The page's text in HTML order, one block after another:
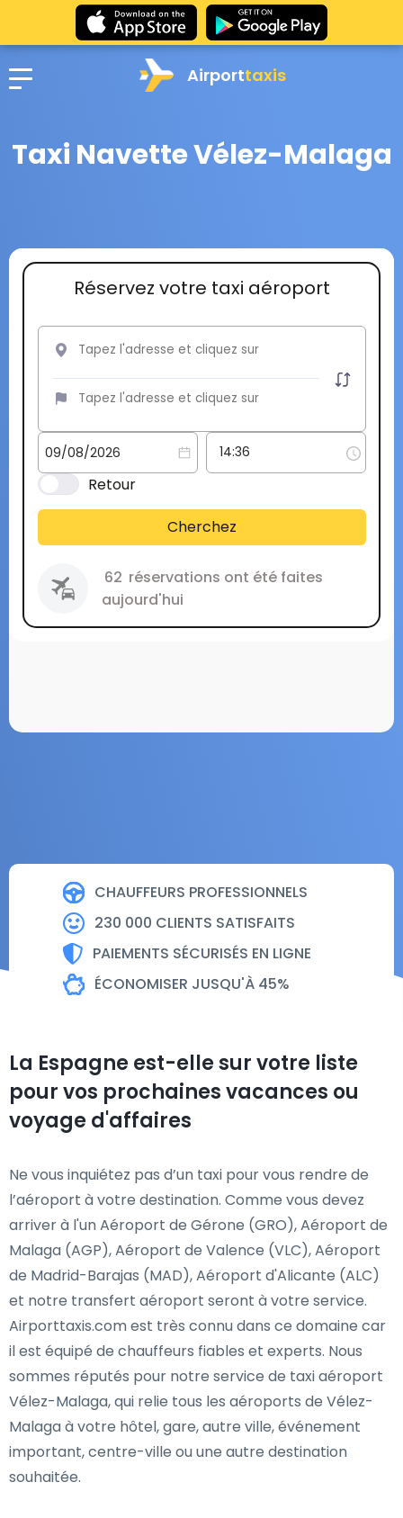
Airporttaxis
Taxi Navette Vélez-Malaga
CHAUFFEURS PROFESSIONNELS
230 000 CLIENTS SATISFAITS
PAIEMENTS SÉCURISÉS EN LIGNE
ÉCONOMISER JUSQU'À 45%
Réservez votre taxi aéroport
Retour
Cherchez
62 réservations ont été faites
aujourd'hui
La Espagne est-elle sur votre liste
pour vos prochaines vacances ou
voyage d'affaires
Ne vous inquiétez pas d’un taxi pour vous rendre de
l’aéroport à votre destination. Comme vous devez
arriver à l'un Aéroport de Gérone (GRO), Aéroport de
Malaga (AGP), Aéroport de Valence (VLC), Aéroport
de Madrid-Barajas (MAD), Aéroport d'Alicante (ALC)
et notre transfert aéroport seront à votre service.
Airporttaxis.com est très connu dans ce domaine car
il est équipé de chauffeurs fiables et experts. Nous
sommes réputés pour notre service de taxi aéroport
Vélez-Malaga, qui relie tous les aéroports de Vélez-
Malaga à votre hôtel, gare, autre ville, événement
important, centre-ville ou une autre destination
souhaitée.